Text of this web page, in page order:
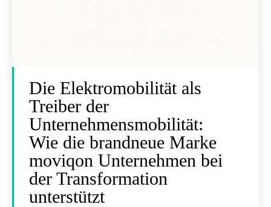
Die Elektromobilität als
Treiber der
Unternehmensmobilität:
Wie die brandneue Marke
moviqon Unternehmen bei
der Transformation
unterstützt